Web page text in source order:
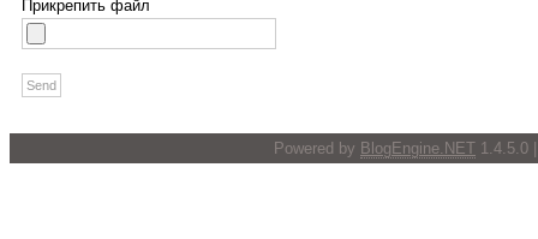
Прикрепить файл
Powered by BlogEngine.NET 1.4.5.0